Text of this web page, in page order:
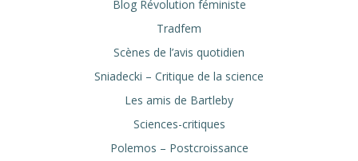
Blog Révolution féministe
Tradfem
Scènes de l’avis quotidien
Sniadecki – Critique de la science
Les amis de Bartleby
Sciences-critiques
Polemos – Postcroissance